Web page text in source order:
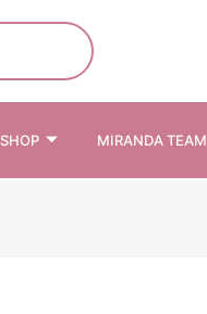
SHOP MIRANDA TEAM